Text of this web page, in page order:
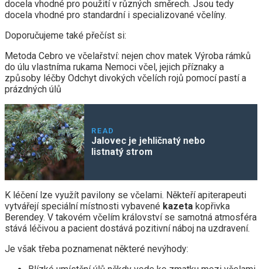
docela vhodné pro použití v různých směrech. Jsou tedy
docela vhodné pro standardní i specializované včelíny.
Doporučujeme také přečíst si:
Metoda Cebro ve včelařství: nejen chov matek Výroba rámků
do úlu vlastníma rukama Nemoci včel, jejich příznaky a
způsoby léčby Odchyt divokých včelích rojů pomocí pastí a
prázdných úlů
READ
Jalovec je jehličnatý nebo
listnatý strom
K léčení lze využít pavilony se včelami. Někteří apiterapeuti
vytvářejí speciální místnosti vybavené kazeta kopřivka
Berendey. V takovém včelím království se samotná atmosféra
stává léčivou a pacient dostává pozitivní náboj na uzdravení.
Je však třeba poznamenat některé nevýhody: